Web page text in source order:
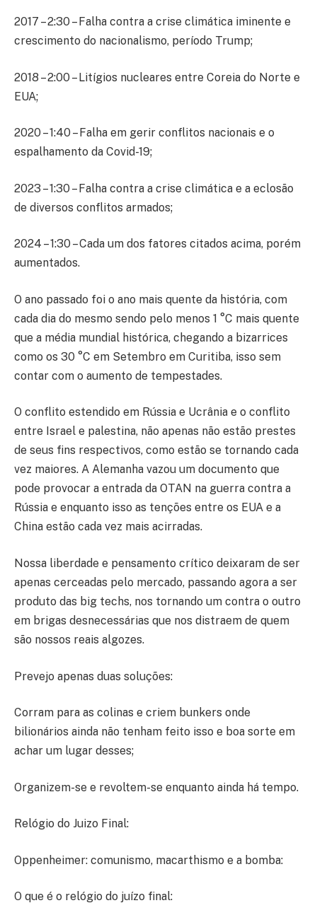
2017 – 2:30 – Falha contra a crise climática iminente e
crescimento do nacionalismo, período Trump;
2018 – 2:00 – Litígios nucleares entre Coreia do Norte e
EUA;
2020 – 1:40 – Falha em gerir conflitos nacionais e o
espalhamento da Covid-19;
2023 – 1:30 – Falha contra a crise climática e a eclosão
de diversos conflitos armados;
2024 – 1:30 – Cada um dos fatores citados acima, porém
aumentados.
O ano passado foi o ano mais quente da história, com
cada dia do mesmo sendo pelo menos 1 °C mais quente
que a média mundial histórica, chegando a bizarrices
como os 30 °C em Setembro em Curitiba, isso sem
contar com o aumento de tempestades.
O conflito estendido em Rússia e Ucrânia e o conflito
entre Israel e palestina, não apenas não estão prestes
de seus fins respectivos, como estão se tornando cada
vez maiores. A Alemanha vazou um documento que
pode provocar a entrada da OTAN na guerra contra a
Rússia e enquanto isso as tenções entre os EUA e a
China estão cada vez mais acirradas.
Nossa liberdade e pensamento crítico deixaram de ser
apenas cerceadas pelo mercado, passando agora a ser
produto das big techs, nos tornando um contra o outro
em brigas desnecessárias que nos distraem de quem
são nossos reais algozes.
Prevejo apenas duas soluções:
Corram para as colinas e criem bunkers onde
bilionários ainda não tenham feito isso e boa sorte em
achar um lugar desses;
Organizem-se e revoltem-se enquanto ainda há tempo.
Relógio do Juizo Final:
Oppenheimer: comunismo, macarthismo e a bomba:
O que é o relógio do juízo final: